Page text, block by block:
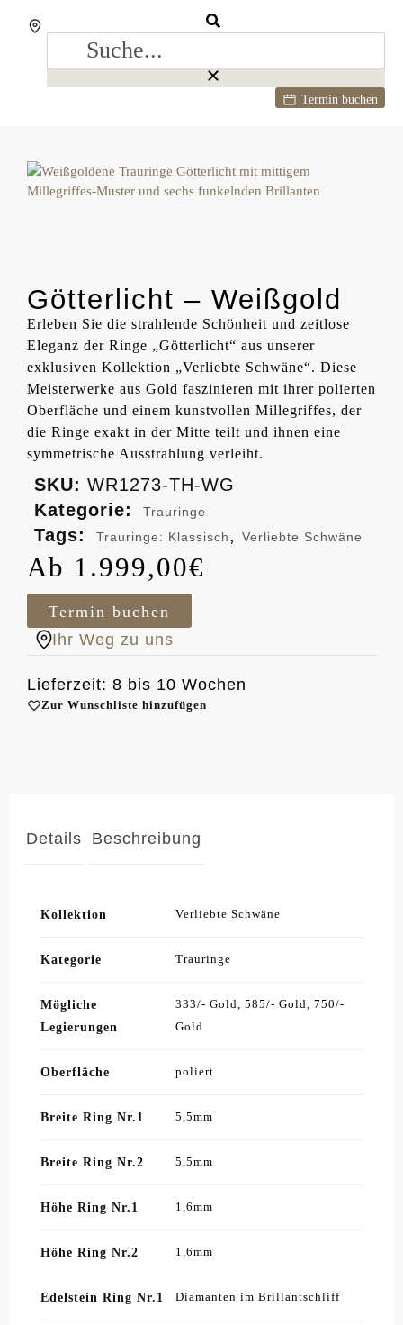
Termin buchen
Götterlicht – Weißgold
Erleben Sie die strahlende Schönheit und zeitlose
Eleganz der Ringe „Götterlicht“ aus unserer
exklusiven Kollektion „Verliebte Schwäne“. Diese
Meisterwerke aus Gold faszinieren mit ihrer polierten
Oberfläche und einem kunstvollen Millegriffes, der
die Ringe exakt in der Mitte teilt und ihnen eine
symmetrische Ausstrahlung verleiht.
SKU: WR1273-TH-WG
Kategorie:
Trauringe
Tags: Trauringe: Klassisch, Verliebte Schwäne
1.999,00€
Termin buchen
Ihr Weg zu uns
Lieferzeit: 8 bis 10 Wochen
Zur Wunschliste hinzufügen
Details Beschreibung
Kollektion Verliebte Schwäne
Kategorie Trauringe
Mögliche
Legierungen
333/- Gold, 585/- Gold, 750/-
Gold
Oberfläche poliert
Breite Ring Nr.1 5,5mm
Breite Ring Nr.2 5,5mm
Höhe Ring Nr.1 1,6mm
Höhe Ring Nr.2 1,6mm
Edelstein Ring Nr.1 Diamanten im Brillantschliff